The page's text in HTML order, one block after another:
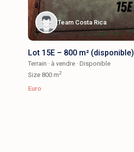
Team Costa Rica
Lot 15E – 800 m² (disponible)
Terrain · à vendre · Disponible
Size 800 m2
Euro